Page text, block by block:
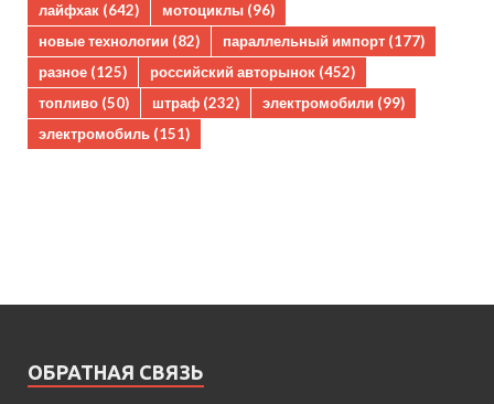
лайфхак (642) мотоциклы (96)
новые технологии (82) параллельный импорт (177)
разное (125) российский авторынок (452)
топливо (50) штраф (232) электромобили (99)
электромобиль (151)
ОБРАТНАЯ СВЯЗЬ